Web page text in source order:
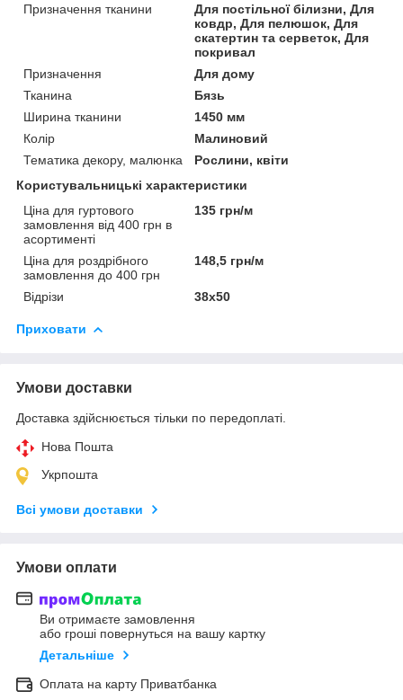
Призначення тканини
Для постільної білизни, Для
ковдр, Для пелюшок, Для
скатертин та серветок, Для
покривал
Призначення
Для дому
Тканина
Бязь
Ширина тканини
1450 мм
Колір
Малиновий
Тематика декору, малюнка
Рослини, квіти
Користувальницькі характеристики
Ціна для гуртового
замовлення від 400 грн в
асортименті
135 грн/м
Ціна для роздрібного
замовлення до 400 грн
148,5 грн/м
Відрізи 38х50
Приховати
Умови доставки
Доставка здійснюється тільки по передоплаті.
Нова Пошта
Укрпошта
Всі умови доставки
Умови оплати
Ви отримаєте замовлення
або гроші повернуться на вашу картку
Детальніше
Оплата на карту Приватбанка